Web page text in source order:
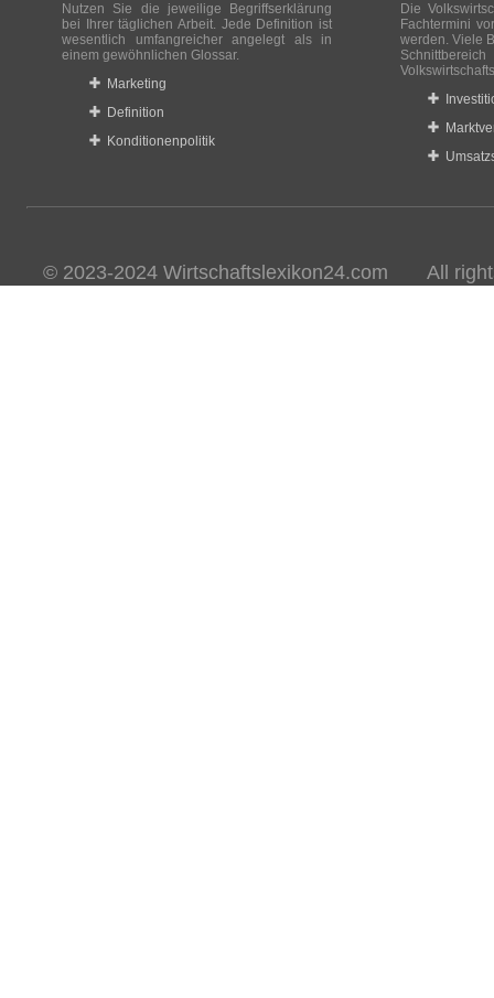
Nutzen Sie die jeweilige Begriffserklärung
bei Ihrer täglichen Arbeit. Jede Definition ist
wesentlich umfangreicher angelegt als in
einem gewöhnlichen Glossar.
Marketing
Definition
Konditionenpolitik
Die
Fachtermini
werden. Viele
© 2023-2024 Wirtschaftslexikon24.com All